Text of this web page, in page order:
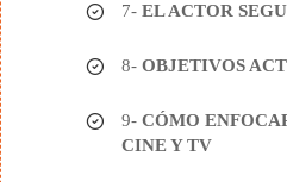
7- EL ACTOR
8- OBJETIVOS
9- CÓMO
CINE Y TV